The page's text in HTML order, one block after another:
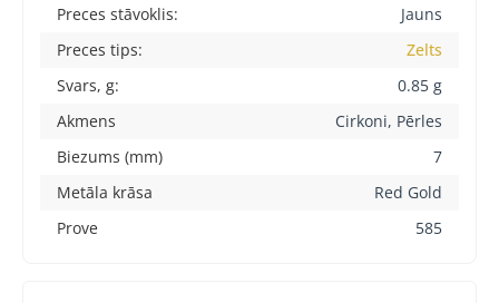
Preces stāvoklis:
Jauns
Preces tips:
Zelts
Svars, g:
0.85 g
Akmens
Cirkoni, Pērles
Biezums (mm)
7
Metāla krāsa
Red Gold
Prove
585